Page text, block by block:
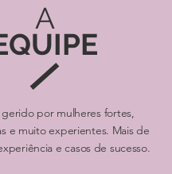
A
gerido por mulheres fortes,
e muito experientes. Mais de
e casos de sucesso.